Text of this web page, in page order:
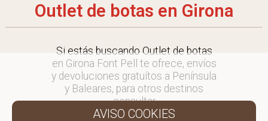
Outlet de botas en Girona
Si estás buscando Outlet de botas
en Girona Font Pell te ofrece, envíos
y devoluciones gratuítos a Península
y Baleares, para otros destinos
consultar
en comercial@fontpell.com.